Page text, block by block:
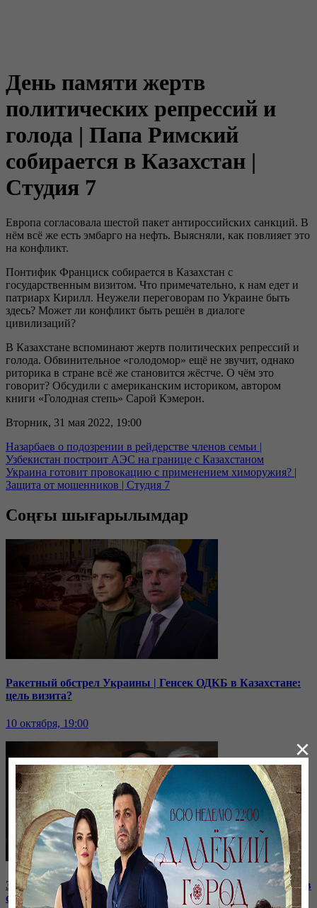
День памяти жертв
политических репрессий и
голода | Папа Римский
собирается в Казахстан |
Студия 7
Европа согласовала шестой пакет антироссийских санкций. В
нём всё же есть эмбарго на нефть. Выясняли, как повлияет это
на конфликт.
Понтифик Франциск собирается в Казахстан с
государственным визитом. Что примечательно, к нам едет и
патриарх Кирилл. Неужели переговорам по Украине быть
здесь? Может ли конфликт быть решён в диалоге
цивилизаций?
В Казахстане вспоминают жертв политических репрессий и
голода. Обвинительное «голодомор» ещё не звучит, однако
риторика в стране всё же становится жёстче. О чём это
говорит? Обсудили с американским историком, автором
книги «Голодная степь» Сарой Кэмерон.
Вторник, 31 мая 2022, 19:00
Назарбаев о подозрении в рейдерстве членов семьи |
Узбекистан построит АЭС на границе с Казахстаном
Украина готовит провокацию с применением химоружия? |
Защита от мошенников | Студия 7
Соңғы шығарылымдар
Ракетный обстрел Украины | Генсек ОДКБ в Казахстане:
цель визита?
10 октября, 19:00
Зачем встретились лидеры стран СНГ? | Роль Казахстана в
строительстве нашей АЭС
×